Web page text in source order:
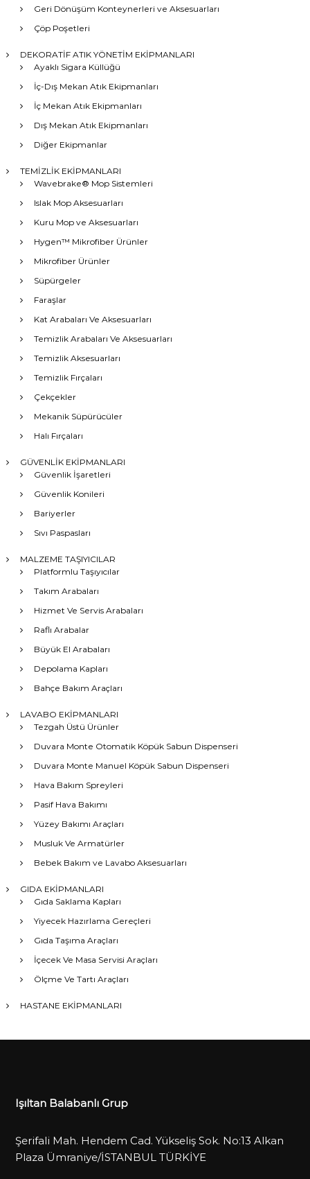
Geri Dönüşüm Konteynerleri ve Aksesuarları
Çöp Poşetleri
DEKORATİF ATIK YÖNETİM EKİPMANLARI
Ayaklı Sigara Küllüğü
İç-Dış Mekan Atık Ekipmanları
İç Mekan Atık Ekipmanları
Dış Mekan Atık Ekipmanları
Diğer Ekipmanlar
TEMİZLİK EKİPMANLARI
Wavebrake® Mop Sistemleri
Islak Mop Aksesuarları
Kuru Mop ve Aksesuarları
Hygen™ Mikrofiber Ürünler
Mikrofiber Ürünler
Süpürgeler
Faraşlar
Kat Arabaları Ve Aksesuarları
Temizlik Arabaları Ve Aksesuarları
Temizlik Aksesuarları
Temizlik Fırçaları
Çekçekler
Mekanik Süpürücüler
Halı Fırçaları
GÜVENLİK EKİPMANLARI
Güvenlik İşaretleri
Güvenlik Konileri
Bariyerler
Sıvı Paspasları
MALZEME TAŞIYICILAR
Platformlu Taşıyıcılar
Takım Arabaları
Hizmet Ve Servis Arabaları
Raflı Arabalar
Büyük El Arabaları
Depolama Kapları
Bahçe Bakım Araçları
LAVABO EKİPMANLARI
Tezgah Üstü Ürünler
Duvara Monte Otomatik Köpük Sabun Dispenseri
Duvara Monte Manuel Köpük Sabun Dispenseri
Hava Bakım Spreyleri
Pasif Hava Bakımı
Yüzey Bakımı Araçları
Musluk Ve Armatürler
Bebek Bakım ve Lavabo Aksesuarları
GIDA EKİPMANLARI
Gıda Saklama Kapları
Yiyecek Hazırlama Gereçleri
Gıda Taşıma Araçları
İçecek Ve Masa Servisi Araçları
Ölçme Ve Tartı Araçları
HASTANE EKİPMANLARI
Işıltan Balabanlı Grup
Şerifali Mah. Hendem Cad. Yükseliş Sok. No:13 Alkan
Plaza Ümraniye/İSTANBUL TÜRKİYE